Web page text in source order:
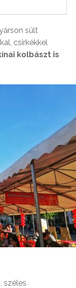
sült
csirkékkel
kolbászt is
széles